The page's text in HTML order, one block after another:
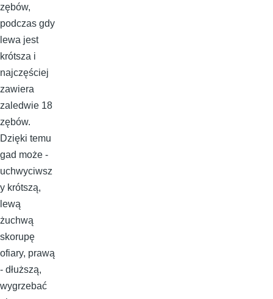
zębów,
podczas gdy
lewa jest
krótsza i
najczęściej
zawiera
zaledwie 18
zębów.
Dzięki temu
gad może -
uchwyciwsz
y krótszą,
lewą
żuchwą
skorupę
ofiary, prawą
- dłuższą,
wygrzebać